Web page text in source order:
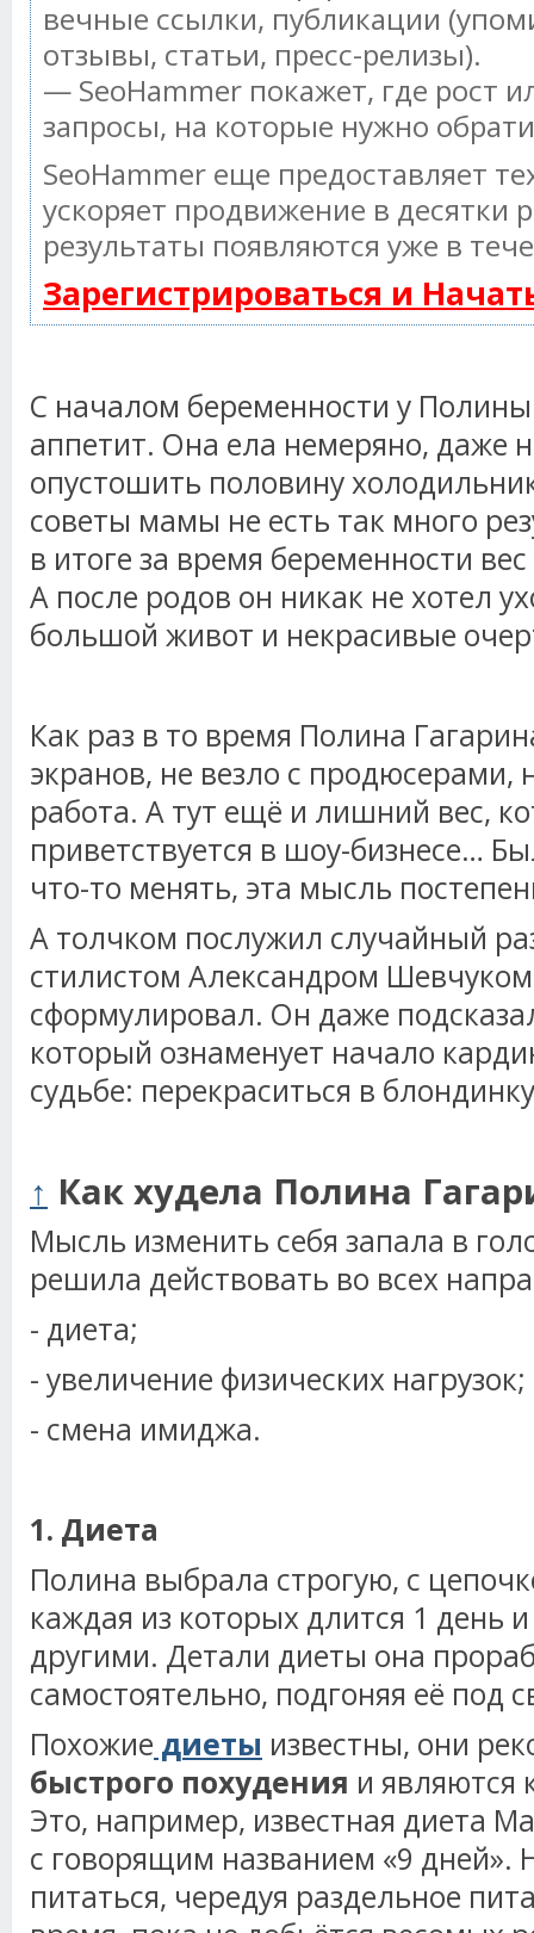
вечные ссылки, публикации
отзывы, статьи, пресс-релизы).
— SeoHammer покажет, где рост
запросы, на которые нужно
SeoHammer еще предоставляет
ускоряет продвижение в десятки
результаты появляются уже в
Зарегистрироваться и
С началом беременности у
аппетит. Она ела немеряно, даже
опустошить половину
советы мамы не есть так много
в итоге за время беременности
А после родов он никак не хотел
большой живот и некрасивые
Как раз в то время Полина
экранов, не везло с продюсерами,
работа. А тут ещё и лишний вес,
приветствуется в шоу-бизнесе…
что-то менять, эта мысль
А толчком послужил случайный
стилистом Александром
сформулировал. Он даже
который ознаменует начало
судьбе: перекраситься в
↑ Как худела Полина
Мысль изменить себя запала в
решила действовать во всех
- диета;
- увеличение физических нагрузок;
- смена имиджа.
1. Диета
Полина выбрала строгую, с
каждая из которых длится 1 день и
другими. Детали диеты она
самостоятельно, подгоняя её под
Похожие диеты известны, они
быстрого похудения и являются
Это, например, известная диета
с говорящим названием «9
питаться, чередуя раздельное